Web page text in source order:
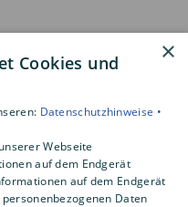
×
Cookies und
Datenschutzhinweise •
Webseite
auf dem Endgerät
auf dem Endgerät
Daten